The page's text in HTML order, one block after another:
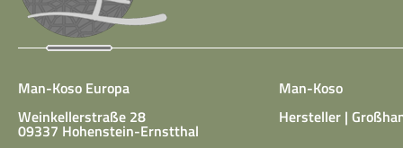
Man-Koso Europa
Weinkellerstraße 28
09337 Hohenstein-Ernstthal
Man-Koso
Hersteller |